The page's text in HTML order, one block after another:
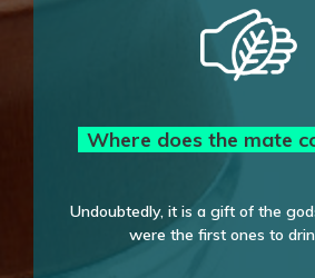
Where does the mate
Undoubtedly, it is a gift of the
were the first ones to